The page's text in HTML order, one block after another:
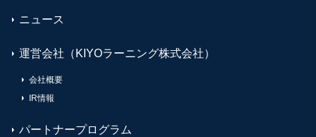
ニュース
運営会社（KIYOラーニング株式会社）
会社概要
IR情報
パートナープログラム